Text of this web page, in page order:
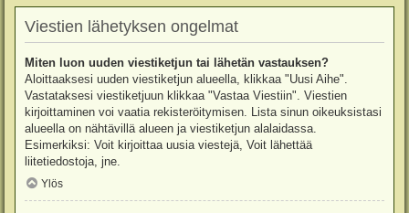
Viestien lähetyksen ongelmat
Miten luon uuden viestiketjun tai lähetän vastauksen?
Aloittaaksesi uuden viestiketjun alueella, klikkaa "Uusi Aihe".
Vastataksesi viestiketjuun klikkaa "Vastaa Viestiin". Viestien
kirjoittaminen voi vaatia rekisteröitymisen. Lista sinun oikeuksistasi
alueella on nähtävillä alueen ja viestiketjun alalaidassa.
Esimerkiksi: Voit kirjoittaa uusia viestejä, Voit lähettää
liitetiedostoja, jne.
Ylös